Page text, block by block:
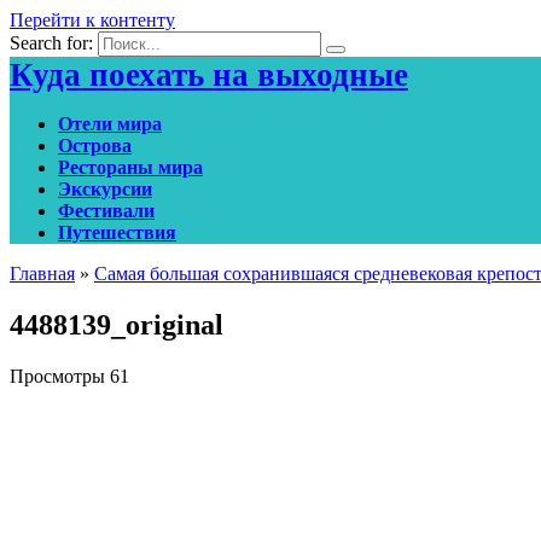
Перейти к контенту
Search for:
Куда поехать на выходные
Отели мира
Острова
Рестораны мира
Экскурсии
Фестивали
Путешествия
Главная » Самая большая сохранившаяся средневековая
4488139_original
Просмотры 61